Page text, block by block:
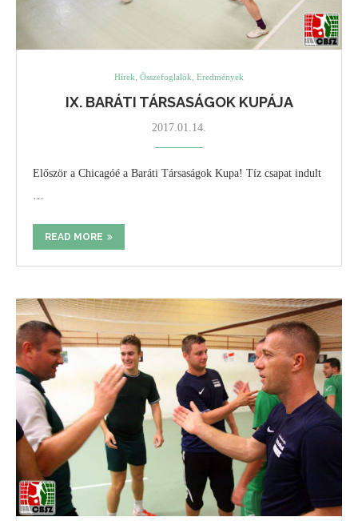
Hírek, Összefoglalók, Eredmények
IX. BARÁTI TÁRSASÁGOK KUPÁJA
2017.01.14.
Először a Chicagóé a Baráti Társaságok Kupa! Tíz csapat indult
READ MORE